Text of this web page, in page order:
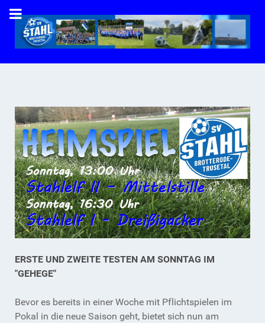
ERSTE UND ZWEITE TESTEN AM SONNTAG IM
"GEHEGE"
Bevor es bereits in einer Woche mit Pflichtspielen im
Pokal in die neue Saison geht, bietet sich nun am